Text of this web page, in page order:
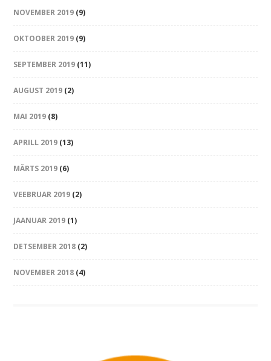
NOVEMBER 2019 (9)
OKTOOBER 2019 (9)
SEPTEMBER 2019 (11)
AUGUST 2019 (2)
MAI 2019 (8)
APRILL 2019 (13)
MÄRTS 2019 (6)
VEEBRUAR 2019 (2)
JAANUAR 2019 (1)
DETSEMBER 2018 (2)
NOVEMBER 2018 (4)